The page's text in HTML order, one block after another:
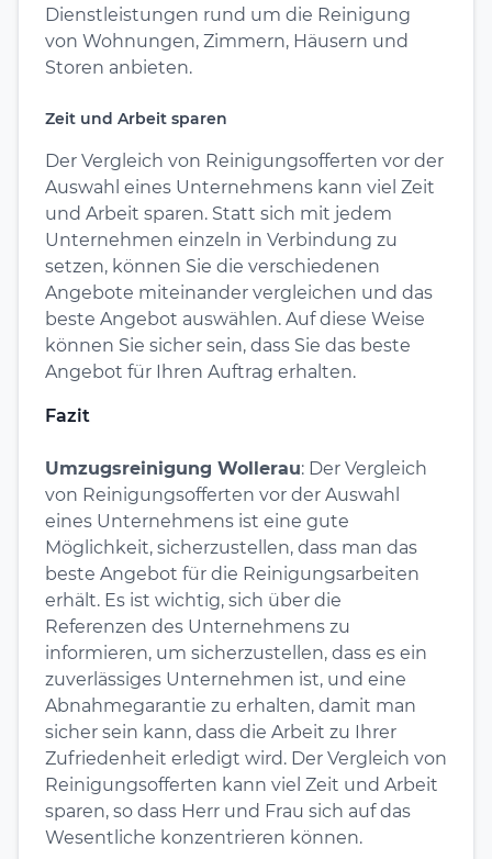
Dienstleistungen rund um die Reinigung
von Wohnungen, Zimmern, Häusern und
Storen anbieten.
Zeit und Arbeit sparen
Der Vergleich von Reinigungsofferten vor der
Auswahl eines Unternehmens kann viel Zeit
und Arbeit sparen. Statt sich mit jedem
Unternehmen einzeln in Verbindung zu
setzen, können Sie die verschiedenen
Angebote miteinander vergleichen und das
beste Angebot auswählen. Auf diese Weise
können Sie sicher sein, dass Sie das beste
Angebot für Ihren Auftrag erhalten.
Fazit
Umzugsreinigung Wollerau: Der Vergleich
von Reinigungsofferten vor der Auswahl
eines Unternehmens ist eine gute
Möglichkeit, sicherzustellen, dass man das
beste Angebot für die Reinigungsarbeiten
erhält. Es ist wichtig, sich über die
Referenzen des Unternehmens zu
informieren, um sicherzustellen, dass es ein
zuverlässiges Unternehmen ist, und eine
Abnahmegarantie zu erhalten, damit man
sicher sein kann, dass die Arbeit zu Ihrer
Zufriedenheit erledigt wird. Der Vergleich von
Reinigungsofferten kann viel Zeit und Arbeit
sparen, so dass Herr und Frau sich auf das
Wesentliche konzentrieren können.